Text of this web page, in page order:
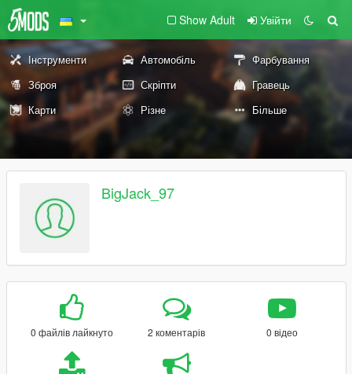
Show Adult Увійти
Інструменти Автомобіль
Фарбування
Зброя
Скріпти
Гравець
Карти
Різне Більше
BigJack_97
0 файлів лайкнуто 2 коментарів 0 відео